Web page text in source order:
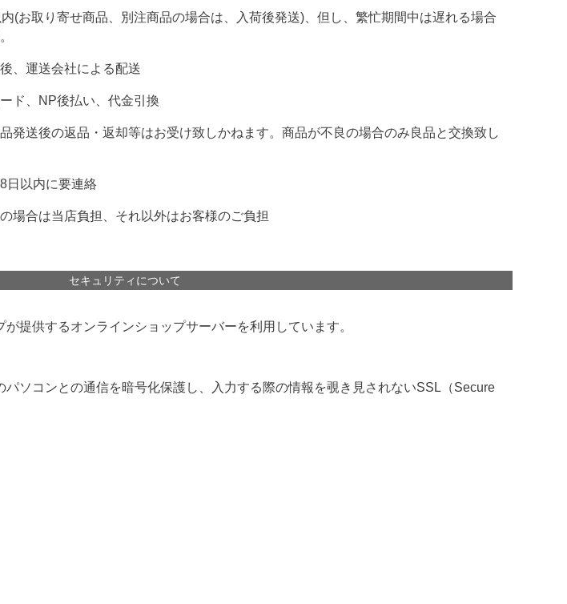
(お取り寄せ商品、別注商品の場合は、入荷後発送)、但し、繁忙期間中は遅れる場合
、運送会社による配送
ド、NP後払い、代金引換
発送後の返品・返却等はお受け致しかねます。商品が不良の場合のみ良品と交換致し
日以内に要連絡
場合は当店負担、それ以外はお客様のご負担
セキュリティについて
提供するオンラインショップサーバーを利用しています。
ソコンとの通信を暗号化保護し、入力する際の情報を覗き見されないSSL（Secure